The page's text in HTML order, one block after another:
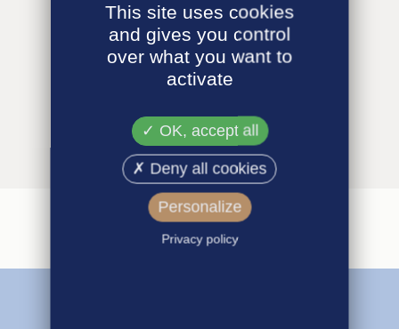
This site uses cookies
and gives you control
over what you want to
activate
OK, accept all
Deny all cookies
Personalize
Privacy policy